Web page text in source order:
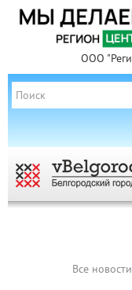
ООО
Все новости